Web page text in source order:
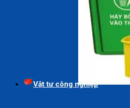
Vật tư công nghiệp